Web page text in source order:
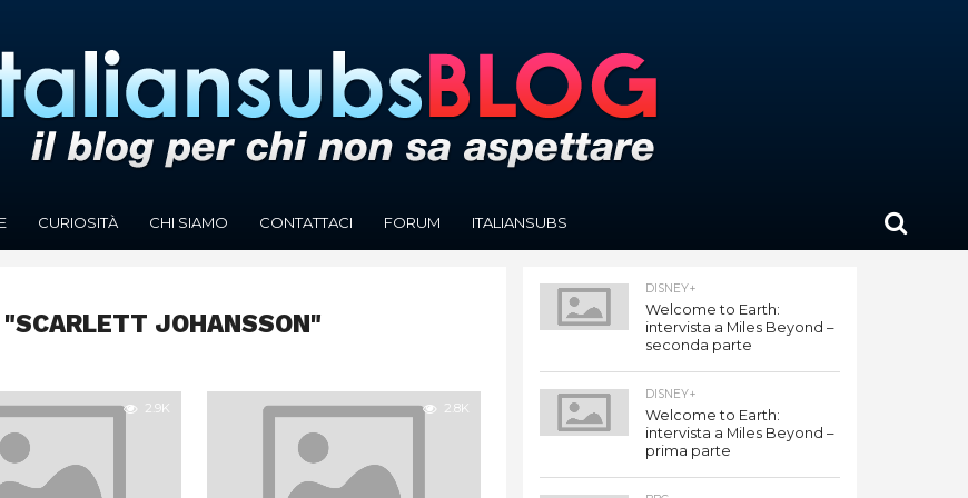
CURIOSITÀ CHI SIAMO CONTATTACI FORUM ITALIANSUBS
JOHANSSON"
2.9K 2.8K
DISNEY+
Welcome to Earth:
intervista a Miles Beyond –
seconda parte
DISNEY+
Welcome to Earth:
intervista a Miles Beyond –
prima parte